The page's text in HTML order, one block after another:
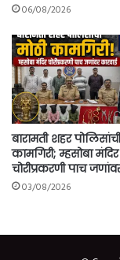
06/08/2026
बारामती शहर
कामगिरी; म्हसोबा मंदिर
चोरीप्रकरणी पाच
03/08/2026